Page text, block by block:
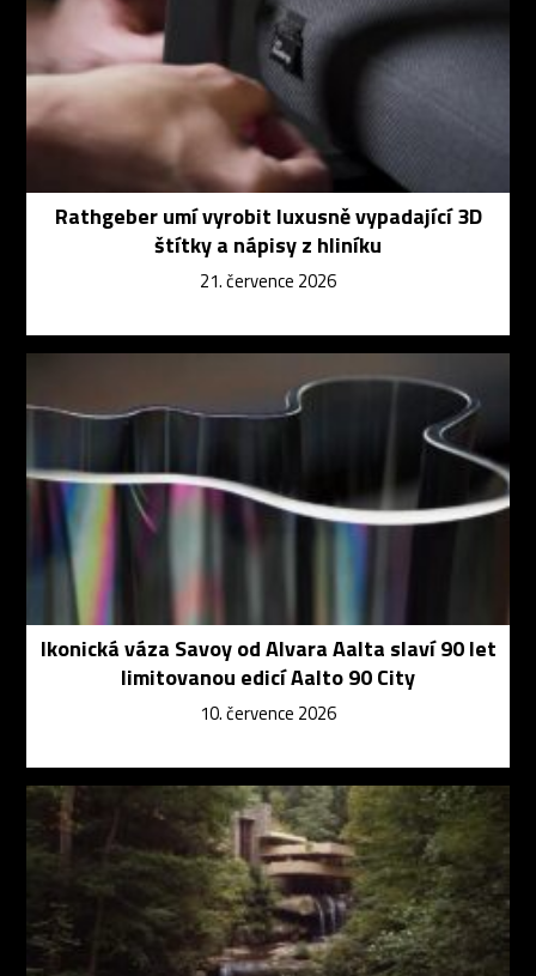
Rathgeber umí vyrobit luxusně vypadající 3D
štítky a nápisy z hliníku
21. července 2026
Ikonická váza Savoy od Alvara Aalta slaví 90 let
limitovanou edicí Aalto 90 City
10. července 2026